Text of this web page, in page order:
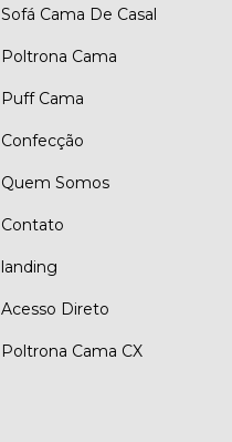
Sofá Cama De Casal
Poltrona Cama
Puff Cama
Confecção
Quem Somos
Contato
landing
Acesso Direto
Poltrona Cama CX